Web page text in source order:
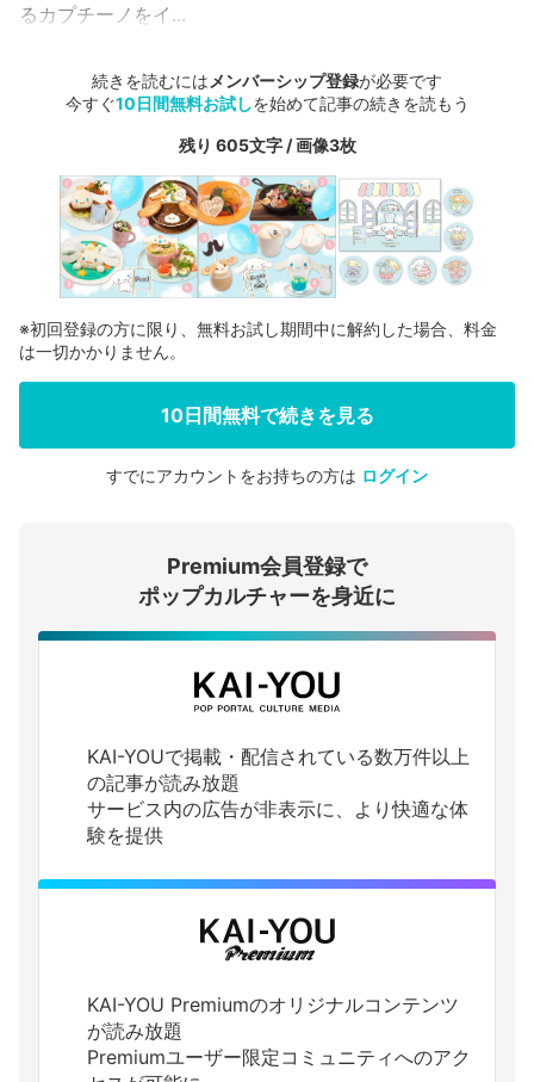
るカプチーノをイ...
続きを読むには メンバーシップ登録が必要です
今すぐ10日間無料お試しを始めて記事の続きを読もう
残り 605文字 / 画像3枚
会員登録する
ログインする
※初回登録の方に限り、無料お試し期間中に解約した場合、料金
は一切かかりません。
10日間無料で続きを見る
すでにアカウントをお持ちの方は ログイン
Premium会員登録で
ポップカルチャーを身近に
KAI-YOUで掲載・配信されている数万件以上
の記事が読み放題
サービス内の広告が非表示に、より快適な体
験を提供
KAI-YOU Premiumのオリジナルコンテンツ
が読み放題
Premiumユーザー限定コミュニティへのアク